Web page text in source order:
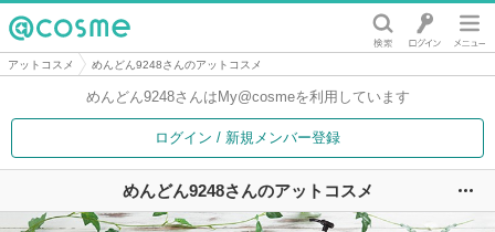
@cosme
アットコスメ めんどん9248さんのアットコスメ
めんどん9248さんは My@cosmeを利用しています
ログイン / 新規メンバー登録
めんどん9248さんのアットコスメ